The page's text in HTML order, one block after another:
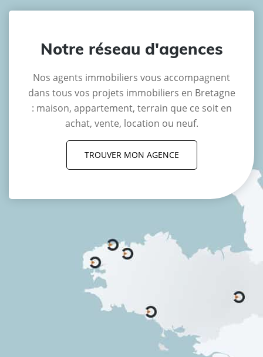
Notre réseau d'agences
Nos agents immobiliers vous accompagnent
dans tous vos projets immobiliers en Bretagne
: maison, appartement, terrain que ce soit en
achat, vente, location ou neuf.
TROUVER MON AGENCE